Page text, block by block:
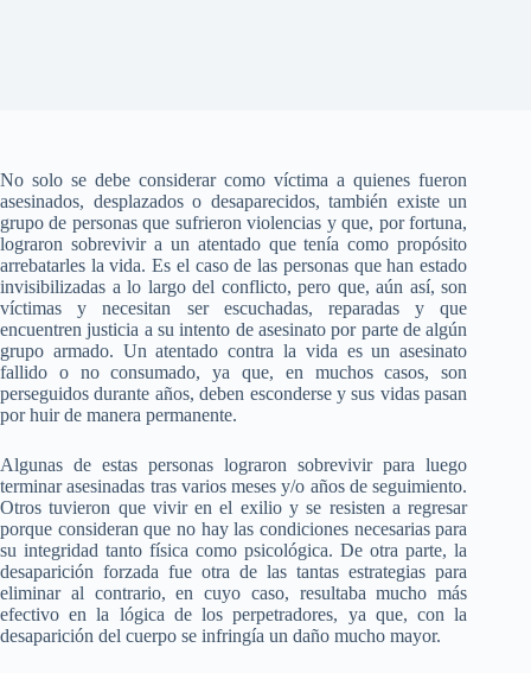
No solo se debe considerar como víctima a quienes fueron
asesinados, desplazados o desaparecidos, también existe un
grupo de personas que sufrieron violencias y que, por fortuna,
lograron sobrevivir a un atentado que tenía como propósito
arrebatarles la vida. Es el caso de las personas que han estado
invisibilizadas a lo largo del conflicto, pero que, aún así, son
víctimas y necesitan ser escuchadas, reparadas y que
encuentren justicia a su intento de asesinato por parte de algún
grupo armado. Un atentado contra la vida es un asesinato
fallido o no consumado, ya que, en muchos casos, son
perseguidos durante años, deben esconderse y sus vidas pasan
por huir de manera permanente.
Algunas de estas personas lograron sobrevivir para luego
terminar asesinadas tras varios meses y/o años de seguimiento.
Otros tuvieron que vivir en el exilio y se resisten a regresar
porque consideran que no hay las condiciones necesarias para
su integridad tanto física como psicológica. De otra parte, la
desaparición forzada fue otra de las tantas estrategias para
eliminar al contrario, en cuyo caso, resultaba mucho más
efectivo en la lógica de los perpetradores, ya que, con la
desaparición del cuerpo se infringía un daño mucho mayor.